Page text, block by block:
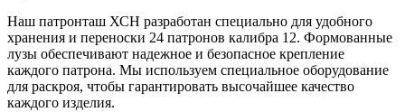
Наш патронташ ХСН разработан специально для удобного
хранения и переноски 24 патронов калибра 12. Формованные
лузы обеспечивают надежное и безопасное крепление
каждого патрона. Мы используем специальное оборудование
для раскроя, чтобы гарантировать высочайшее качество
каждого изделия.